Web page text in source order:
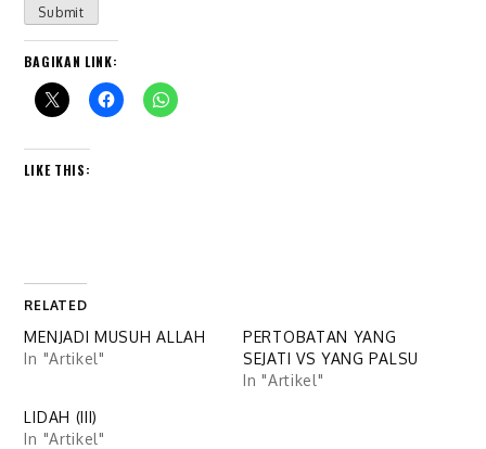
Submit
BAGIKAN LINK:
LIKE THIS:
RELATED
MENJADI MUSUH ALLAH
In "Artikel"
PERTOBATAN YANG
SEJATI VS YANG PALSU
In "Artikel"
LIDAH (III)
In "Artikel"